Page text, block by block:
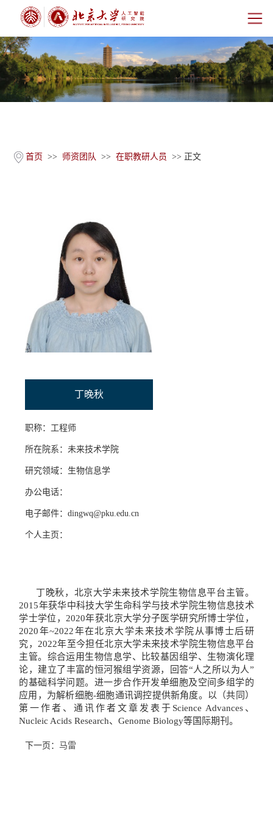
首页
研究院概况
科学研究
首页 >> 师资团队 >> 在职教研人员 >> 正文
丁晚秋
职称：工程师
所在院系：未来技术学院
研究领域：生物信息学
办公电话：
电子邮件：dingwq@pku.edu.cn
个人主页：
丁晚秋，北京大学未来技术学院生物信息平台主管。
2015年获华中科技大学生命科学与技术学院生物信息技术
学士学位，2020年获北京大学分子医学研究所博士学位，
2020年~2022年在北京大学未来技术学院从事博士后研
究，2022年至今担任北京大学未来技术学院生物信息平台
主管。综合运用生物信息学、
比较基因组学、生物演化理
论，建立了丰富的恒河猴组学资源，回答“人之所以为人”
的基础科学问题。进一步合作开发单细胞及空间多组学的
应用，为解析细胞-细胞通讯调控提供新角度。 以 （共同）
第一作者、通讯作者文章发表于Science Advances、
Nucleic Acids Research、Genome Biology等国际期刊。
下一页：马雷